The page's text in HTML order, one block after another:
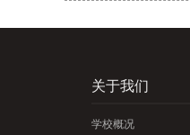
关于我们
学校概况